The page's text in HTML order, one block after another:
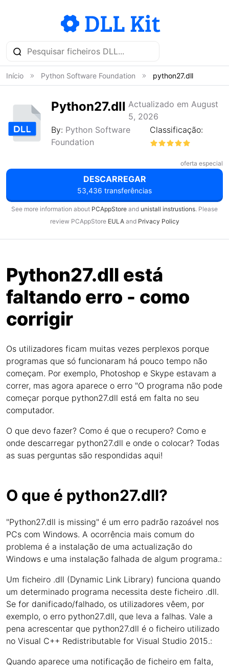
Início Python Software Foundation python27.dll
Python27.dll Actualizado em August
5, 2026
By: Python Software
Foundation
Classificação:
oferta especial
DESCARREGAR
53,436 transferências
See more information about PCAppStore and unistall instrustions. Please
review PCAppStore EULAand Privacy Policy
Python27.dll está
faltando erro - como
corrigir
Os utilizadores ficam muitas vezes perplexos porque
programas que só funcionaram há pouco tempo não
começam. Por exemplo, Photoshop e Skype estavam a
correr, mas agora aparece o erro "O programa não pode
começar porque python27.dll está em falta no seu
computador.
O que devo fazer? Como é que o recupero? Como e
onde descarregar python27.dll e onde o colocar? Todas
as suas perguntas são respondidas aqui!
O que é python27.dll?
"Python27.dll is missing" é um erro padrão razoável nos
PCs com Windows. A ocorrência mais comum do
problema é a instalação de uma actualização do
Windows e uma instalação falhada de algum programa.:
Um ficheiro .dll (Dynamic Link Library) funciona quando
um determinado programa necessita deste ficheiro .dll.
Se for danificado/falhado, os utilizadores vêem, por
exemplo, o erro python27.dll, que leva a falhas. Vale a
pena acrescentar que python27.dll é o ficheiro utilizado
no Visual C++ Redistributable for Visual Studio 2015.:
Quando aparece uma notificação de ficheiro em falta,